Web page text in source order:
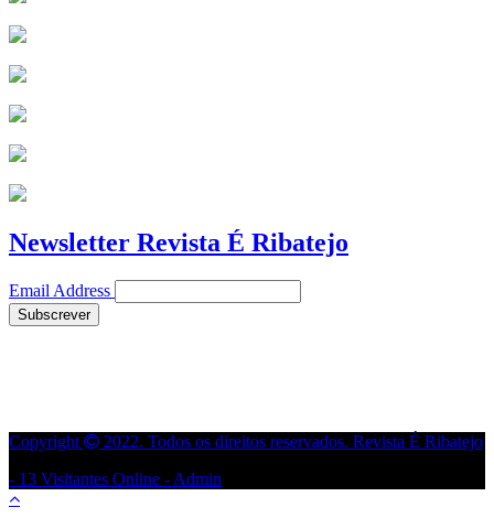
Newsletter Revista É Ribatejo
Email Address
Copyright
2022. Todos os direitos reservados. Revista É Ribatejo
- 13 Visitantes Online - Admin